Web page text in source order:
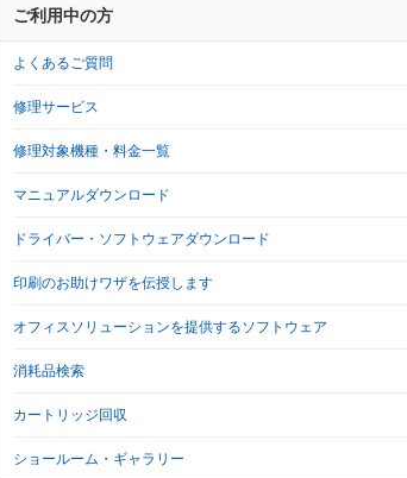
ご利用中の方
よくあるご質問
修理サービス
修理対象機種・料金一覧
マニュアルダウンロード
ドライバー・ソフトウェアダウンロード
印刷のお助けワザを伝授します
オフィスソリューションを提供するソフトウェア
消耗品検索
カートリッジ回収
ショールーム・ギャラリー